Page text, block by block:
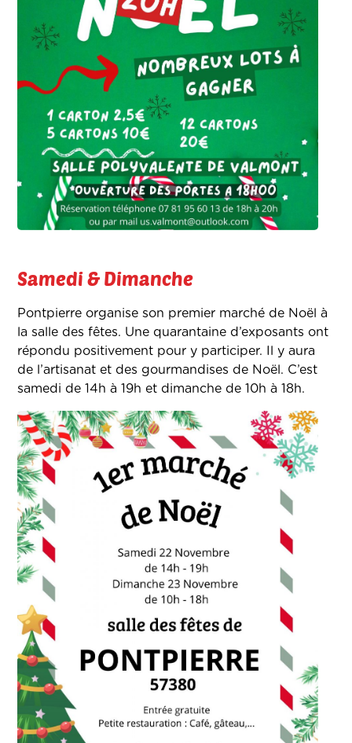
Samedi & Dimanche
Pontpierre organise son premier marché de Noël à
la salle des fêtes. Une quarantaine d’exposants ont
répondu positivement pour y participer. Il y aura
de l’artisanat et des gourmandises de Noël. C’est
samedi de 14h à 19h et dimanche de 10h à 18h.